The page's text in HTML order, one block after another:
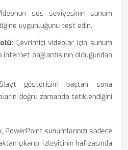
ses seviyesinin sunum
uygunluğunu test edin.
Çevrimiçi videolar için sunum
bağlantısının olduğundan
gösterisini baştan sona
doğru zamanda tetiklendiğini
PowerPoint sunumlarınızı sadece
çıkarıp, izleyicinin hafızasında